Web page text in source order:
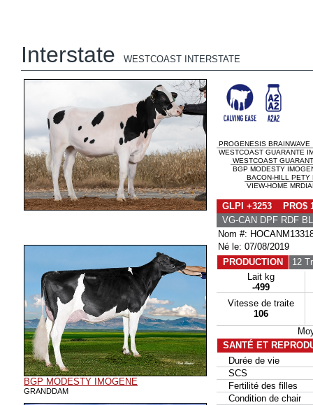
Interstate WESTCOAST INTERSTATE
BGP MODESTY IMOGENE
GRANDDAM
PROGENESIS BRAINWAVE
WESTCOAST GUARANTE
WESTCOAST
BGP MODESTY
BACON-HILL PETY
VIEW-HOME
GLPI +3253 PRO$
VG-CAN DPF RDF
Nom #:
Né le: 07/08/2019
PRODUCTION
12
Lait kg
-499
Vitesse de traite
106
SANTÉ ET
Durée de vie
SCS
Fertilité des filles
Condition de chair